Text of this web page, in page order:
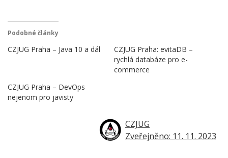
Podobné články
CZJUG Praha – Java 10 a dál
CZJUG Praha: evitaDB –
rychlá databáze pro e-
commerce
CZJUG Praha – DevOps
nejenom pro javisty
CZJUG
Zveřejněno: 11. 11. 2023